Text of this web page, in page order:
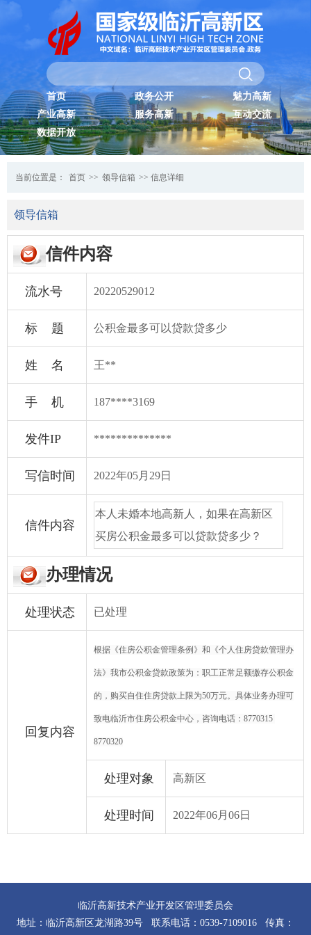
首页 政务公开
魅力高新
产业高新
服务高新
互动交流
数据开放
当前位置是： 首页 >> 领导信箱 >> 信息详细
领导信箱
信件内容
流水号 20220529012
标 题 公积金最多可以贷款贷多少
姓 名 王**
手 机 187****3169
发件IP **************
写信时间 2022年05月29日
信件内容
本人未婚本地高新人，如果在高新区
买房公积金最多可以贷款贷多少？
办理情况
处理状态 已处理
回复内容
根据《住房公积金管理条例》和《个人住房贷款管理办
法》我市公积金贷款政策为：职工正常足额缴存公积金
的，购买自住住房贷款上限为50万元。具体业务办理可
致电临沂市住房公积金中心，咨询电话：8770315
8770320
处理对象 高新区
处理时间 2022年06月06日
临沂高新技术产业开发区管理委员会
地址：临沂高新区龙湖路39号 联系电话：0539-7109016 传真：